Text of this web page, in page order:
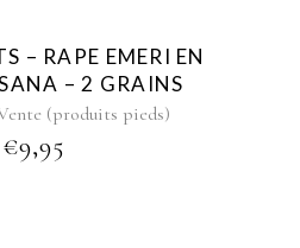
– RAPE EMERI EN
– 2 GRAINS
(produits pieds)
€9,95